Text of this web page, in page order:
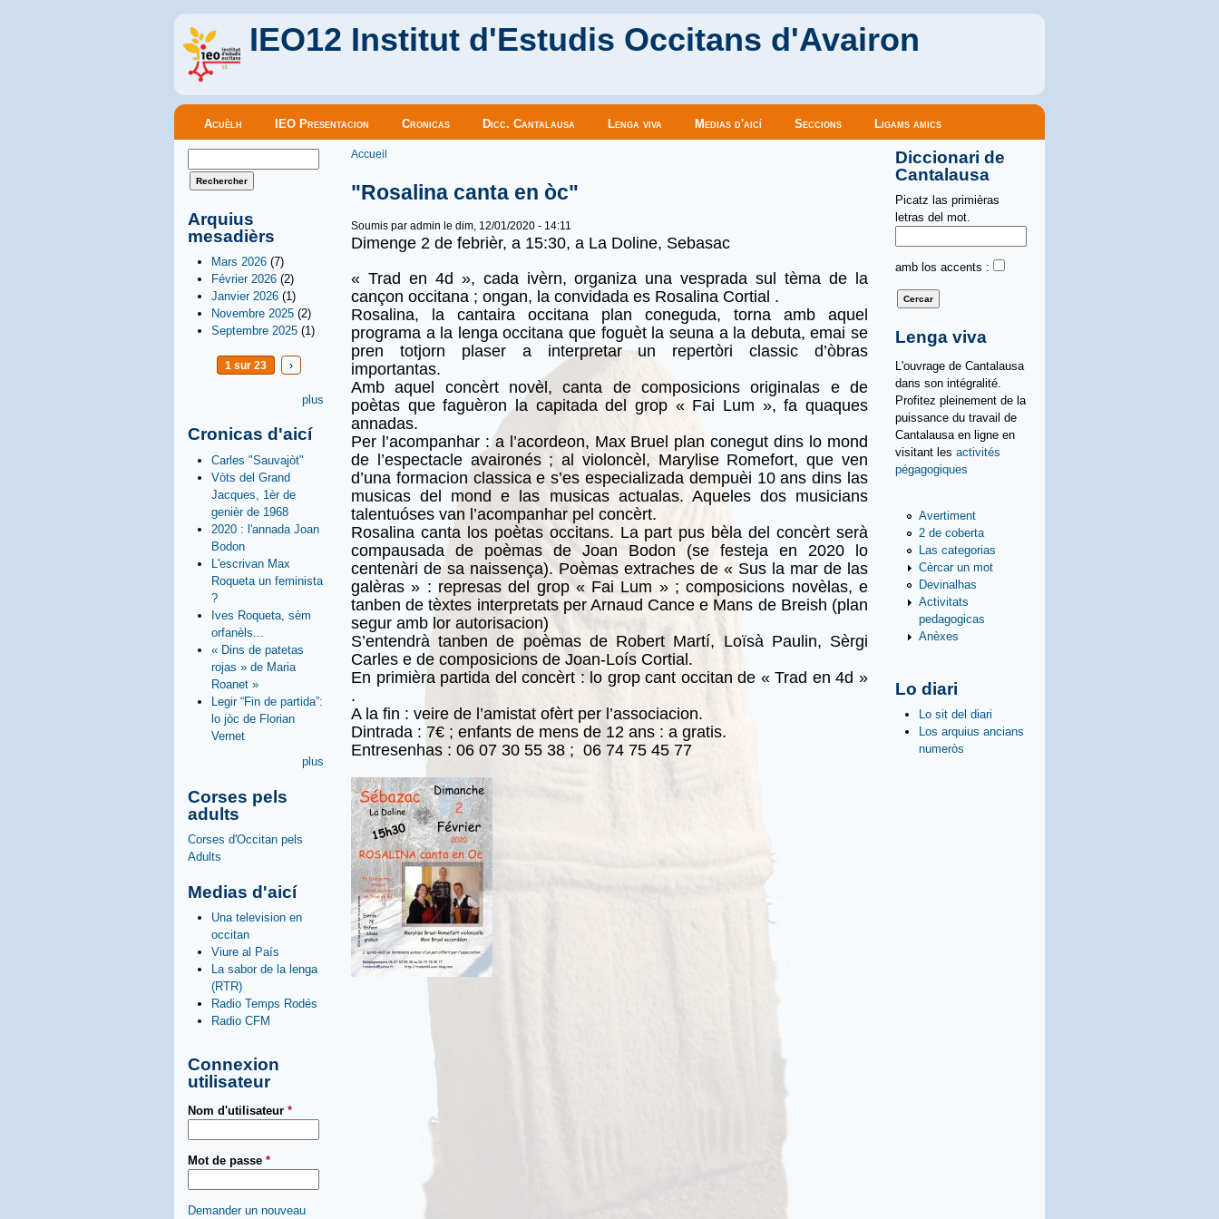
IEO12 Institut d'Estudis Occitans d'Avairon
Menu principal
Acuèlh IEO Presentacion Cronicas Dicc. Cantalausa Lenga viva Medias d'aicí Seccions Ligams amics
Formulaire de recherche
Arquius
mesadièrs
Mars 2026 (7)
Février 2026 (2)
Janvier 2026 (1)
Novembre 2025 (2)
Septembre 2025 (1)
1 sur 23 ›
plus
Cronicas d'aicí
Carles "Sauvajòt"
Vòts del Grand
Jacques, 1èr de
genièr de 1968
2020 : l'annada Joan
Bodon
L'escrivan Max
Roqueta un feminista
?
Ives Roqueta, sèm
orfanèls...
« Dins de patetas
rojas » de Maria
Roanet »
Legir “Fin de partida”:
lo jòc de Florian
Vernet
plus
Corses pels
adults
Corses d'Occitan pels
Adults
Medias d'aicí
Una television en
occitan
Viure al País
La sabor de la lenga
(RTR)
Radio Temps Rodés
Radio CFM
Connexion
utilisateur
Nom d'utilisateur *
Mot de passe *
Demander un nouveau
Vous êtes ici
Accueil
"Rosalina canta en òc"
Soumis par admin le dim, 12/01/2020 - 14:11
Dimenge 2 de febrièr, a 15:30, a La Doline, Sebasac
« Trad en 4d », cada ivèrn, organiza una vesprada sul tèma de la
cançon occitana ; ongan, la convidada es Rosalina Cortial .
Rosalina, la cantaira occitana plan coneguda, torna amb aquel
programa a la lenga occitana que foguèt la seuna a la debuta, emai se
pren totjorn plaser a interpretar un repertòri classic d’òbras
importantas.
Amb aquel concèrt novèl, canta de composicions originalas e de
poètas que faguèron la capitada del grop « Fai Lum », fa quaques
annadas.
Per l’acompanhar : a l’acordeon, Max Bruel plan conegut dins lo mond
de l’espectacle avaironés ; al violoncèl, Marylise Romefort, que ven
d’una formacion classica e s’es especializada dempuèi 10 ans dins las
musicas del mond e las musicas actualas. Aqueles dos musicians
talentuóses van l’acompanhar pel concèrt.
Rosalina canta los poètas occitans. La part pus bèla del concèrt serà
compausada de poèmas de Joan Bodon (se festeja en 2020 lo
centenàri de sa naissença). Poèmas extraches de « Sus la mar de las
galèras » : represas del grop « Fai Lum » ; composicions novèlas, e
tanben de tèxtes interpretats per Arnaud Cance e Mans de Breish (plan
segur amb lor autorisacion)
S’entendrà tanben de poèmas de Robert Martí, Loïsà Paulin, Sèrgi
Carles e de composicions de Joan-Loís Cortial.
En primièra partida del concèrt : lo grop cant occitan de « Trad en 4d »
.
A la fin : veire de l’amistat ofèrt per l’associacion.
Dintrada : 7€ ; enfants de mens de 12 ans : a gratis.
Entresenhas : 06 07 30 55 38 ; 06 74 75 45 77
Diccionari de
Cantalausa
Picatz las primièras
letras del mot.
amb los accents :
Lenga viva
L'ouvrage de Cantalausa
dans son intégralité.
Profitez pleinement de la
puissance du travail de
Cantalausa en ligne en
visitant les activités
pégagogiques
Avertiment
2 de coberta
Las categorias
Cèrcar un mot
Devinalhas
Activitats
pedagogicas
Anèxes
Lo diari
Lo sit del diari
Los arquius ancians
numeròs